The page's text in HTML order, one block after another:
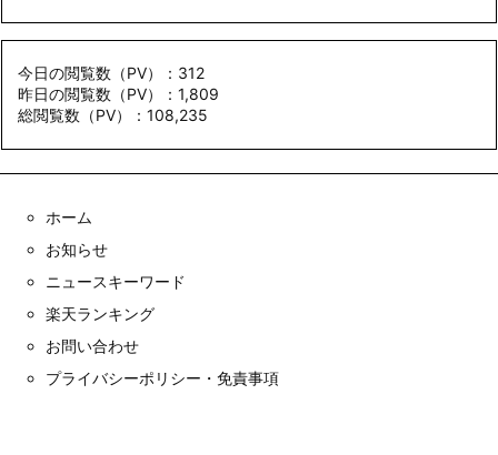
今日の閲覧数（PV）：312
昨日の閲覧数（PV）：1,809
総閲覧数（PV）：108,235
ホーム
お知らせ
ニュースキーワード
楽天ランキング
お問い合わせ
プライバシーポリシー・免責事項